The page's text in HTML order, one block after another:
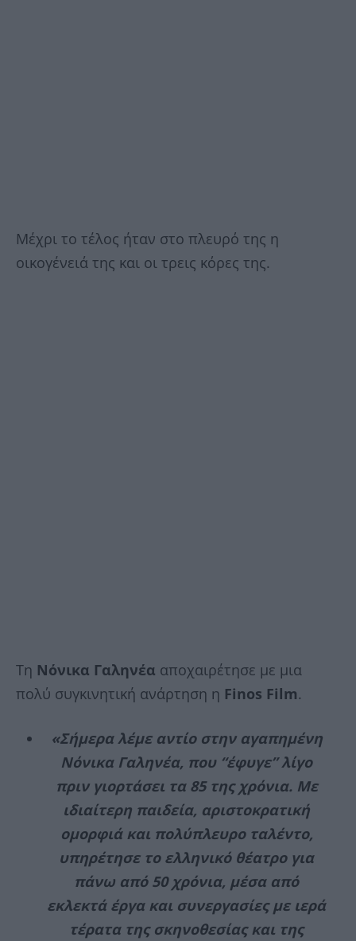
Μέχρι το τέλος ήταν στο πλευρό της η
οικογένειά της και οι τρεις κόρες της.
Τη Νόνικα Γαληνέα αποχαιρέτησε με μια
πολύ συγκινητική ανάρτηση η Finos Film.
«Σήμερα λέμε αντίο στην αγαπημένη
Νόνικα Γαληνέα, που “έφυγε” λίγο
πριν γιορτάσει τα 85 της χρόνια. Με
ιδιαίτερη παιδεία, αριστοκρατική
ομορφιά και πολύπλευρο ταλέντο,
υπηρέτησε το ελληνικό θέατρο για
πάνω από 50 χρόνια, μέσα από
εκλεκτά έργα και συνεργασίες με ιερά
τέρατα της σκηνοθεσίας και της